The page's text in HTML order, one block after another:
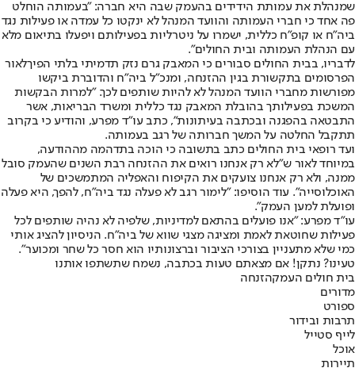
שמנהלת את עמותת הידידים בהעמק שבה היא חברה: "בעמותה הוחלט
פה אחד כי חברי העמותה והוועד המנהל לא ינקטו כל עמדה או פעילות נגד
ביה"ח או קופ"ח כללית, ישמרו על ניטרליות בפעילותם ויפעלו בתיאום מלא
עם הנהלת העמותה ובית החולים".
לדבריו, בבית החולים סבורים כי המאבק גרם נזק תדמיתי בלתי הפיךלאור
הפרסומים בתקשורת בגין ההזנחה, ומנכ"ל ביה"ח והדוברת ביקשו
מפורשות מחברי הוועד המנהל לא להיות שותפים לכך. "למרות הבקשות
המשכת בפעילותך בהובלת המאבק נגד כללית ומשרד הבריאות, אשר
התבטאה בהפגנה ובכתבה בעיתונות", כתב עו"ד מפרע, והודיע כי בקרוב
תתקבל החלטה על המשך חברותה של רגב בעמותה.
ועד רופאי בית החולים כתב בתשובה כי הוכה בתדהמה מההודעה,
במיוחד לאור ש"לא רק אנחנו רואים את ההזנחה רבת השנים שהעמק סובל
ממנה, ולא רק אנחנו צועקים את הקיפוח והאפליה המתמשכים של
האוכלוסייה". עוד הוסיפו: "לימור רגב לא פעלה נגד ביה"ח, להפך, היא פעלה
ופועלת למען העמק".
עו"ד מפרע: "אנו פועלים בהתאם למדיניות, שלפיה לא נהיה שותפים לכל
פעילות שחוטאת לאמת ומציגה מצגי שווא של ביה"ח. הניסיון להציג אותי
כמי שלא מתעניין בצורכי הציבור וברצונותיו הוא חסר כל שחר ומכוער".
טעינו? נתקן! אם מצאתם טעות בכתבה, נשמח שתשתפו אותנו
בית חולים העמקהזנחה
מדורים
ספורט
תרבות ובידור
לייף סטייל
אוכל
תיירות